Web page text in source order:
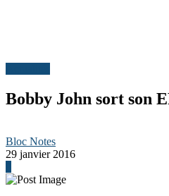
Bobby John sort son
Bloc Notes
29 janvier 2016